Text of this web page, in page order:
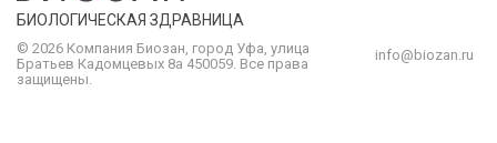
БИОЛОГИЧЕСКАЯ ЗДРАВНИЦА
© 2026 Компания Биозан город Уфа , улица
Братьев Кадомцевых 8а 450059 Все права
защищены.
info@biozan.ru